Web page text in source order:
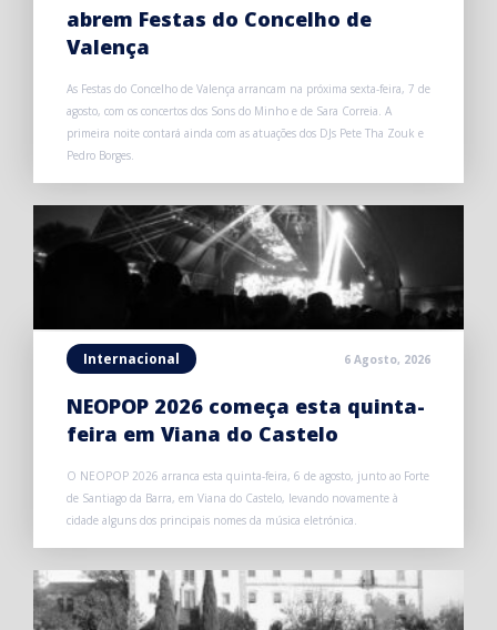
abrem Festas do Concelho de
Valença
As Festas do Concelho de Valença arrancam na próxima sexta-feira, 7 de
agosto, com os concertos dos Sons do Minho e de Sara Correia. A
primeira noite contará ainda com as atuações dos DJs Pete Tha Zouk e
Pedro Borges.
Internacional 6 Agosto, 2026
NEOPOP 2026 começa esta quinta-
feira em Viana do Castelo
O NEOPOP 2026 arranca esta quinta-feira, 6 de agosto, junto ao Forte
de Santiago da Barra, em Viana do Castelo, levando novamente à
cidade alguns dos principais nomes da música eletrónica.